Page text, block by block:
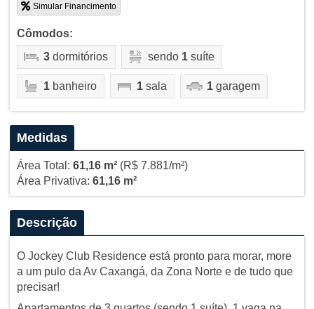
Simular Financimento
Cômodos:
3dormitórios sendo 1suíte
1banheiro 1sala 1garagem
Medidas
Área Total: 61,16 m²(R$ 7.881/m²)
Área Privativa: 61,16 m²
Descrição
O Jockey Club Residence está pronto para morar, more
a um pulo da Av Caxangá, da Zona Norte e de tudo que
precisar!